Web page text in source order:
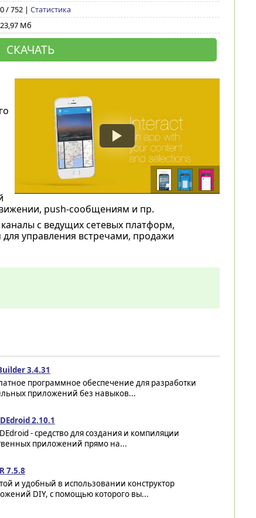
0 / 752 | Статистика
23,97 Мб
СКАЧАТЬ
push-сообщениям и пр.
с ведущих сетевых платформ,
управления встречами, продажи
3.4.31
программное обеспечение для разработки
приложений без навыков...
2.10.1
- средство для создания и компиляции
приложений прямо на...
7.5.8
и удобный в использовании конструктор
DIY, с помощью которого вы...